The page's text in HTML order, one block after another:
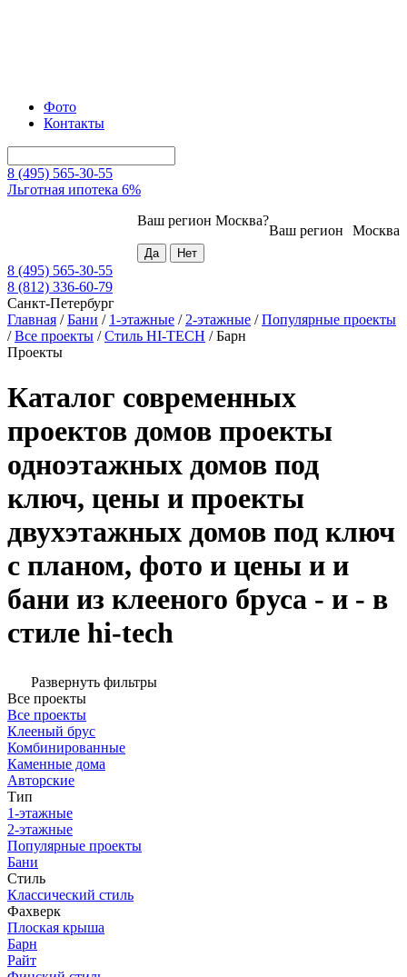
Фото
Контакты
8 (495) 565-30-55
Льготная ипотека 6%
Москва
Ваш регион
Ваш регион Москва?
8 (495) 565-30-55
8 (812) 336-60-79
Санкт-Петербург
Главная /Бани / 1-этажные / 2-этажные /Популярные проекты
/Все проекты /Стиль HI-TECH /Барн
Проекты
Каталог современных
проектов домов проекты
одноэтажных домов под
ключ, цены и проекты
двухэтажных домов под ключ
с планом, фото и цены и и
бани из клееного бруса - и - в
стиле hi-tech
Развернуть фильтры
Все проекты
Все проекты
Клееный брус
Комбинированные
Каменные дома
Авторские
Тип
1-этажные
2-этажные
Популярные проекты
Бани
Стиль
Классический стиль
Фахверк
Плоская крыша
Барн
Райт